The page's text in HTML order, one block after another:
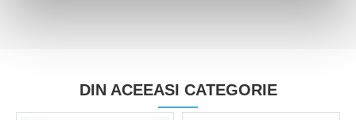
DIN ACEEASI CATEGORIE